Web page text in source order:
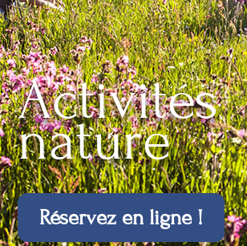
Activités
nature
Réservez en ligne !